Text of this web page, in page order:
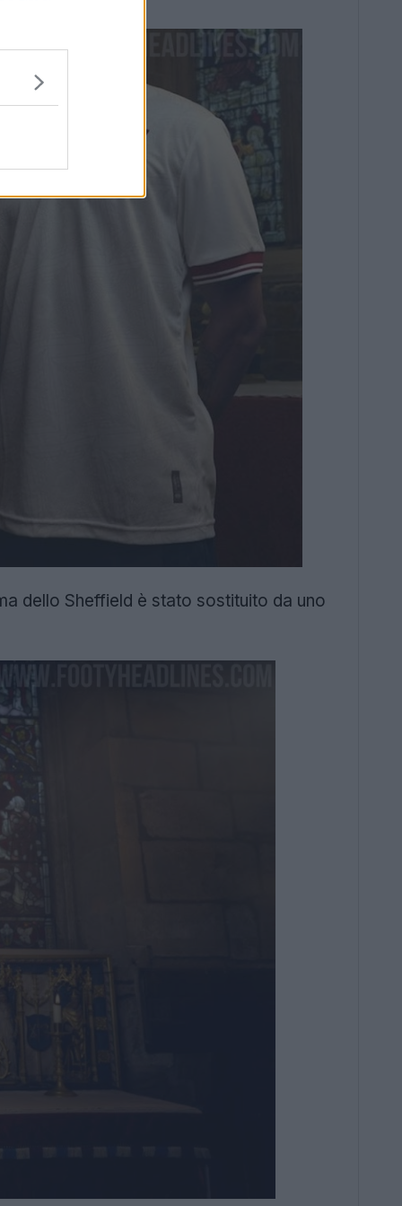
dello Sheffield è stato sostituito da uno